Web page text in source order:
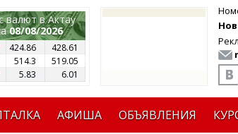
валют в Актау
08/08/2026
424.86
428.61
514.3
519.05
5.83
6.01
АФИША ОБЪЯВЛЕНИЯ